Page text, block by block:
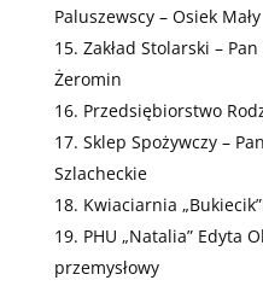
Paluszewscy – Osiek Mały
Zakład Stolarski –
Żeromin
Przedsiębiorstwo
Sklep Spożywczy –
Szlacheckie
Kwiaciarnia
PHU „Natalia” Edyta
przemysłowy